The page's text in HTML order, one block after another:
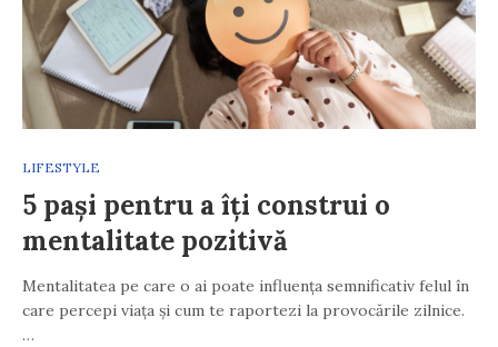
LIFESTYLE
5 pași pentru a îți construi o
mentalitate pozitivă
Mentalitatea pe care o ai poate influența semnificativ felul în
care percepi viața și cum te raportezi la provocările zilnice.
…